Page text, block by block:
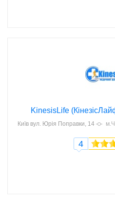
KinesisLife
Київ вул. Юрія Поправки, 14
4